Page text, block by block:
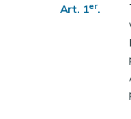
Art.
Section
Art.
Art.
Art.
Art. 1er.